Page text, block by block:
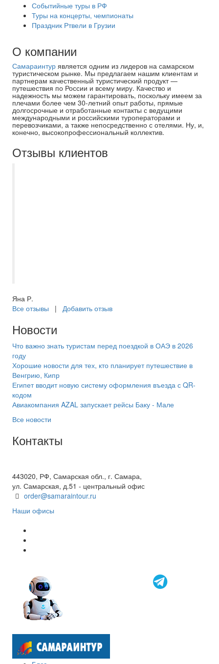
Событийные туры в РФ
Туры на концерты, чемпионаты
Праздник Ртвели в Грузии
О компании
Самараинтур является одним из лидеров на самарском
туристическом рынке. Мы предлагаем нашим клиентам и
партнерам качественный туристический продукт —
путешествия по России и всему миру. Качество и
надежность мы можем гарантировать, поскольку имеем за
плечами более чем 30-летний опыт работы, прямые
долгосрочные и отработанные контакты с ведущими
международными и российскими туроператорами и
перевозчиками, а также непосредственно с отелями. Ну, и,
конечно, высокопрофессиональный коллектив.
Отзывы клиентов
Яна Р.
Все отзывы | Добавить отзыв
Новости
Что важно знать туристам перед поездкой в ОАЭ в 2026
году
Хорошие новости для тех, кто планирует путешествие в
Венгрию, Кипр
Египет вводит новую систему оформления въезда с QR-
кодом
Авиакомпания AZAL запускает рейсы Баку - Мале
Все новости
Контакты
443020, РФ, Самарская обл., г. Самара,
ул. Самарская, д.51 - центральный офис
order@samaraintour.ru
Наши офисы